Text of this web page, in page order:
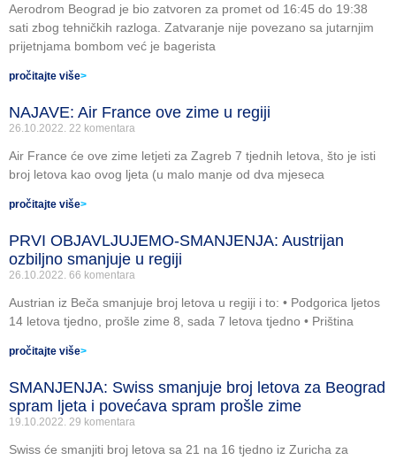
Aerodrom Beograd je bio zatvoren za promet od 16:45 do 19:38
sati zbog tehničkih razloga. Zatvaranje nije povezano sa jutarnjim
prijetnjama bombom već je bagerista
pročitajte više>
NAJAVE: Air France ove zime u regiji
26.10.2022. 22 komentara
Air France će ove zime letjeti za Zagreb 7 tjednih letova, što je isti
broj letova kao ovog ljeta (u malo manje od dva mjeseca
pročitajte više>
PRVI OBJAVLJUJEMO-SMANJENJA: Austrijan
ozbiljno smanjuje u regiji
26.10.2022. 66 komentara
Austrian iz Beča smanjuje broj letova u regiji i to: • Podgorica ljetos
14 letova tjedno, prošle zime 8, sada 7 letova tjedno • Priština
pročitajte više>
SMANJENJA: Swiss smanjuje broj letova za Beograd
spram ljeta i povećava spram prošle zime
19.10.2022. 29 komentara
Swiss će smanjiti broj letova sa 21 na 16 tjedno iz Zuricha za